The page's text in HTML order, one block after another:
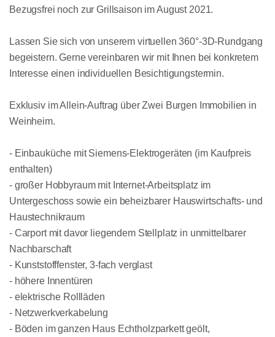
Bezugsfrei noch zur Grillsaison im August 2021.
Lassen Sie sich von unserem virtuellen 360°-3D-Rundgang
begeistern. Gerne vereinbaren wir mit Ihnen bei konkretem
Interesse einen individuellen Besichtigungstermin.
Exklusiv im Allein-Auftrag über Zwei Burgen Immobilien in
Weinheim.
- Einbauküche mit Siemens-Elektrogeräten (im Kaufpreis
enthalten)
- großer Hobbyraum mit Internet-Arbeitsplatz im
Untergeschoss sowie ein beheizbarer Hauswirtschafts- und
Haustechnikraum
- Carport mit davor liegendem Stellplatz in unmittelbarer
Nachbarschaft
- Kunststofffenster, 3-fach verglast
- höhere Innentüren
- elektrische Rollläden
- Netzwerkverkabelung
- Böden im ganzen Haus Echtholzparkett geölt,